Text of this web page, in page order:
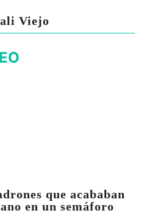
Viejo
que acababan
en un semáforo